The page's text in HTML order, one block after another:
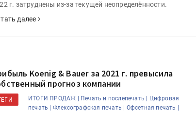
г. затруднены из-за текущей неопределённости.
далее
Koenig & Bauer за 2021 г. превысила
прогноз компании
ИТОГИ ПРОДАЖ | Печать и послепечать |
Цифровая
печать |
Флексографская печать |
Офсетная печать |